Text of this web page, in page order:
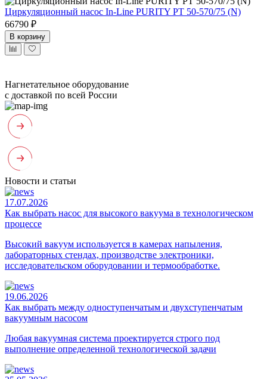
Циркуляционный насос In-Line PURITY PT 50-570/75 (N)
66790 ₽
В корзину
Нагнетательное оборудование
с доставкой по всей России
Новости и статьи
17.07.2026
Как выбрать насос для высокого вакуума в технологическом
процессе
Высокий вакуум используется в камерах напыления,
лабораторных стендах, производстве электроники,
исследовательском оборудовании и термообработке.
19.06.2026
Как выбрать между одноступенчатым и двухступенчатым
вакуумным насосом
Любая вакуумная система проектируется строго под
выполнение определенной технологической задачи